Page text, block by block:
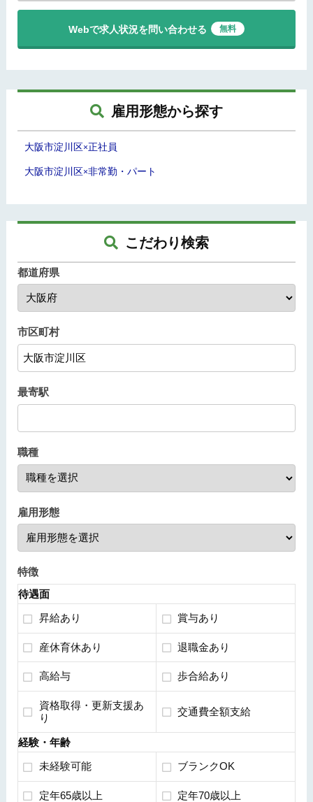
Webで求人状況を問い合わせる 無料
雇用形態から探す
大阪市淀川区×正社員
大阪市淀川区×非常勤・パート
こだわり検索
都道府県
市区町村
最寄駅
職種
雇用形態
特徴
待遇面
昇給あり 賞与あり
産休育休あり 退職金あり
高給与 歩合給あり
資格取得・更新支援あ
り
交通費全額支給
経験・年齢
未経験可能 ブランクOK
定年65歳以上 定年70歳以上